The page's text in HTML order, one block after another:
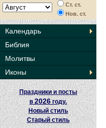
Ст. ст.
Нов. ст.
Календарь
Библия
Молитвы
Иконы
Праздники и посты
в 2026 году.
Новый стиль
Старый стиль